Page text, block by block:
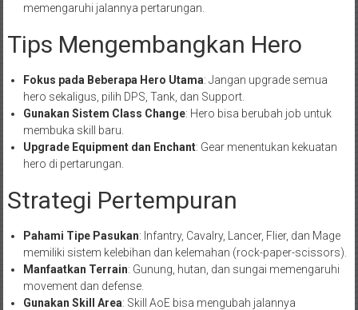
memengaruhi jalannya pertarungan.
Tips Mengembangkan Hero
Fokus pada Beberapa Hero Utama: Jangan upgrade semua
hero sekaligus, pilih DPS, Tank, dan Support.
Gunakan Sistem Class Change: Hero bisa berubah job untuk
membuka skill baru.
Upgrade Equipment dan Enchant: Gear menentukan kekuatan
hero di pertarungan.
Strategi Pertempuran
Pahami Tipe Pasukan: Infantry, Cavalry, Lancer, Flier, dan Mage
memiliki sistem kelebihan dan kelemahan (rock-paper-scissors).
Manfaatkan Terrain: Gunung, hutan, dan sungai memengaruhi
movement dan defense.
Gunakan Skill Area: Skill AoE bisa mengubah jalannya